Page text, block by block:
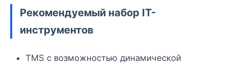
Рекомендуемый набор IT-
инструментов
TMS с возможностью динамической